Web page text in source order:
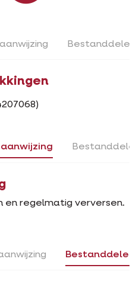
Bestanddelen
en regelmatig verversen.
Bestanddelen